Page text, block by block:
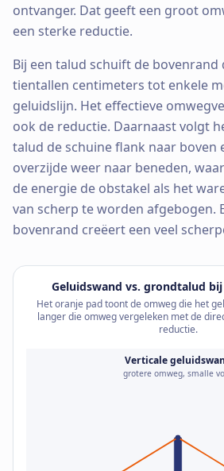
ontvanger. Dat geeft een groot
een sterke reductie.
Bij een talud schuift de bovenrand
tientallen centimeters tot enkele
geluidslijn. Het effectieve
ook de reductie. Daarnaast volgt
talud de schuine flank naar boven
overzijde weer naar beneden,
de energie de obstakel als het
van scherp te worden afgebogen.
bovenrand creëert een veel
Geluidswand vs. grondtalud
Het oranje pad toont de omweg die het
langer die omweg vergeleken met de
reductie.
Verticale
grotere omweg, smalle